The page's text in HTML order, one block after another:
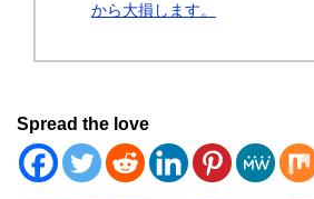
から大損します。
Spread the love